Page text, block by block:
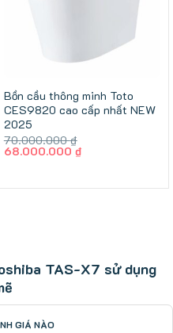
Bồn cầu thông minh Toto
CES9820 cao cấp nhất NEW
2025
70.000.000₫
Giá
68.000.000₫Giá
TAS-X7 sử dụng
GIÁ NÀO